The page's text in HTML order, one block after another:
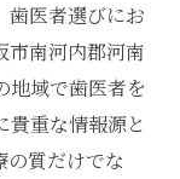
歯医者選びにお
市南河内郡河南
地域で歯医者を
貴重な情報源と
の質だけでな